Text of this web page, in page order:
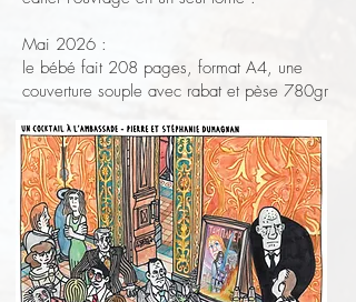
Mai 2026 :
le bébé fait 208 pages, format A4, une
couverture souple avec rabat et pèse 780gr